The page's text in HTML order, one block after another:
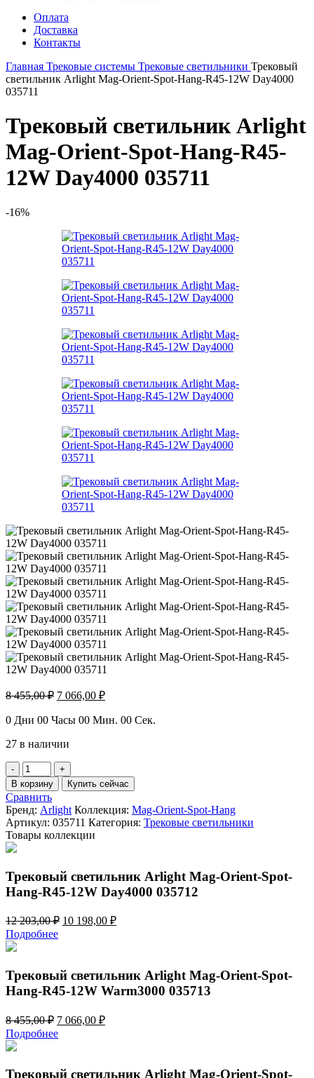
Оплата
Доставка
Контакты
Главная Трековые системы Трековые светильники Трековый
светильник Arlight Mag-Orient-Spot-Hang-R45-12W Day4000
035711
Трековый светильник Arlight
Mag-Orient-Spot-Hang-R45-
12W Day4000 035711
-16%
8 455,00₽ Первоначальная
составляла
455,00 ₽.
7 066,00 ₽Текущая
7
0 Дни 00 Часы 00 Мин. 00 Сек.
27 в наличии
Количество
товара
Трековый
светильник
Arlight
Mag-
Orient-
R45-
12W
035711
В корзину Купить сейчас
Сравнить
Бренд: Arlight Коллекция: Mag-Orient-Spot-Hang
Артикул: 035711 Категория: Трековые светильники
Товары коллекции
Трековый светильник Arlight Mag-Orient-Spot-
Hang-R45-12W Day4000 035712
12 203,00₽ Первоначальная
203,00 ₽.
10 198,00 ₽Текущая
Подробнее
Трековый светильник Arlight Mag-Orient-Spot-
Hang-R45-12W Warm3000 035713
8 455,00₽ Первоначальная
цена
составляла
455,00 ₽.
7 066,00 ₽Текущая
Подробнее
Трековый светильник Arlight Mag-Orient-Spot-